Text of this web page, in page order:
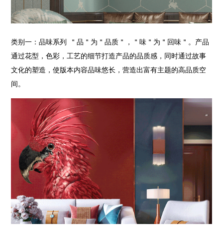
类别一：品味系列 ＂品＂为＂品质＂，＂味＂为＂回味＂。产品
通过花型，色彩，工艺的细节打造产品的品质感，同时通过故事
文化的塑造，使版本内容品味悠长，营造出富有主题的高品质空
间。